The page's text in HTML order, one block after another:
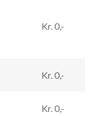
Kr. 0,-
Kr. 0,-
Kr. 0,-